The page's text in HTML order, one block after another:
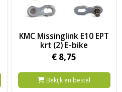
KMC Missinglink E10 EPT
krt (2) E-bike
€ 8,75
Bekijk en bestel